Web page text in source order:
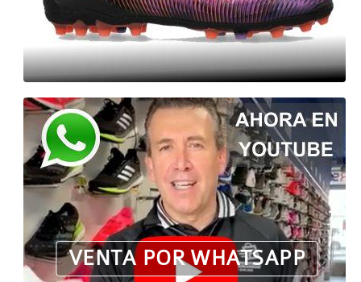
VENTA POR WHATSAPP